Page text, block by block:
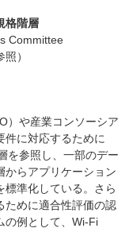
格階層
Committee
照）
）や産業コンソーシア
件に対応するために
を参照し、一部のデー
からアプリケーション
標準化している。さら
ために適合性評価の認
の例として、Wi-Fi